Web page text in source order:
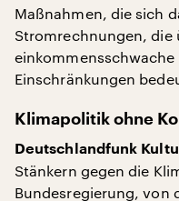
Maßnahmen, die sich
Stromrechnungen, die
Einschränkungen
Klimapolitik ohne
Deutschlandfunk
Stänkern gegen die
Bundesregierung, von